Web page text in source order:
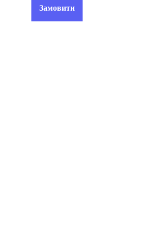
Замовити